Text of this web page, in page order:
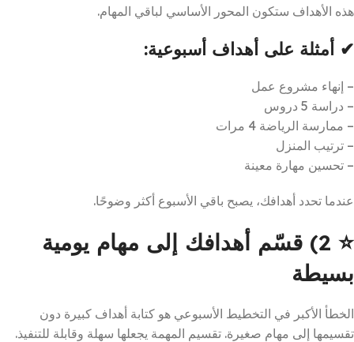
هذه الأهداف ستكون المحور الأساسي لباقي المهام.
✔ أمثلة على أهداف أسبوعية:
– إنهاء مشروع عمل
– دراسة 5 دروس
– ممارسة الرياضة 4 مرات
– ترتيب المنزل
– تحسين مهارة معينة
عندما تحدد أهدافك، يصبح باقي الأسبوع أكثر وضوحًا.
⭐
2) قسّم أهدافك إلى مهام يومية
بسيطة
الخطأ الأكبر في التخطيط الأسبوعي هو كتابة أهداف كبيرة دون
تقسيمها إلى مهام صغيرة. تقسيم المهمة يجعلها سهلة وقابلة للتنفيذ.